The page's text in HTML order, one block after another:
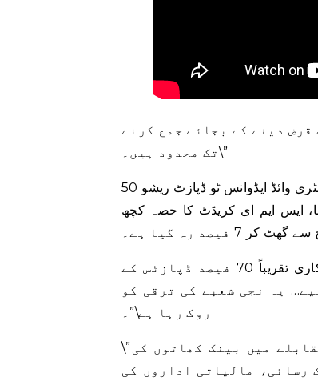
قرض دینے کے بجائے جمع کرنے
تک محدود ہیں۔\”
50 فیصد سے کم کے انڈسٹری وائڈ ایڈوانس ٹو ڈپازٹ ریشو (ADR) کا حوالہ دیتے ہوئے، انہوں نے کہا کہ بینک
ایس ایم ای کریڈٹ کا حصہ کچھ
خطرے سے پاک سرکاری سیکیورٹیز میں کمرشل بینکوں کی سرمایہ کاری تقریباً 70 فیصد ڈپازٹس کے
یہ نجی شعبے کی ترقی کو
روک رہا ہے\”۔
\”زرعی قرضوں کا حصہ جمود کا شکار ہے۔ پڑوسی ممالک کے مقابلے میں بینک کھاتوں کی
رسائی، مالیاتی اداروں کی